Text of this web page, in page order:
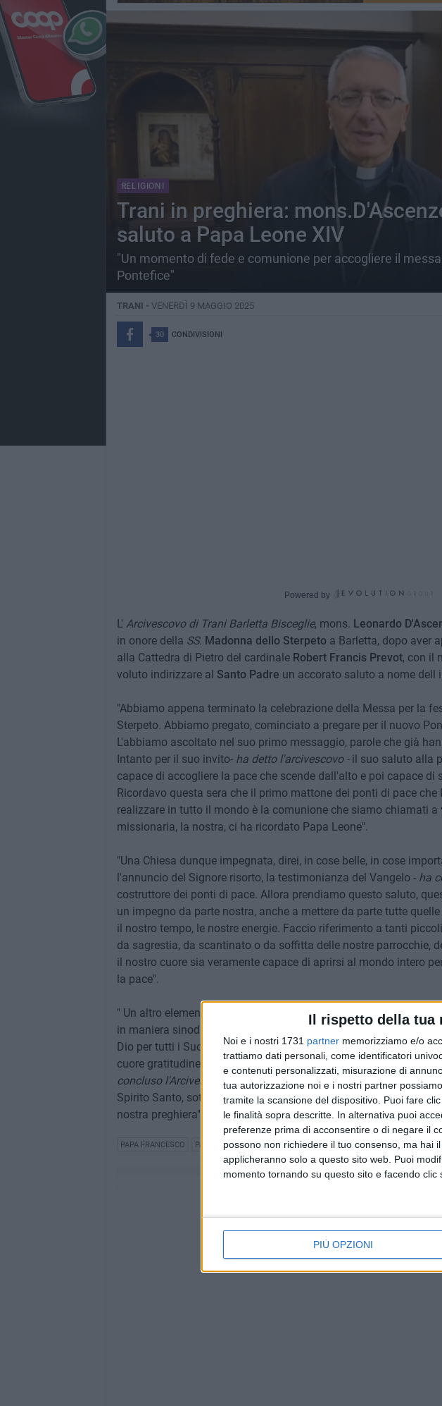
Il rispetto della tua
Noi e i nostri 1731 partner memorizziamo e/o
trattiamo dati personali, come identificatori
e contenuti personalizzati, misurazione di
tua autorizzazione noi e i nostri partner
tramite la scansione del dispositivo. Puoi fare
le finalità sopra descritte. In alternativa puoi
preferenze prima di acconsentire o di negare il
possono non richiedere il tuo consenso, ma hai
applicheranno solo a questo sito web. Puoi
momento tornando su questo sito e facendo
PIÙ OPZIONI
RELIGIONI
Trani in preghiera:
saluto a Papa Leone XIV
"Un momento di fede e comunione per accogliere il
Pontefice"
TRANI - VENERDÌ 9 MAGGIO 2025
30 CONDIVISIONI
Powered by
L' Arcivescovo di Trani Barletta Bisceglie, mons. Leonardo
in onore della SS. Madonna dello Sterpetoa Barletta, dopo aver
alla Cattedra di Pietro del cardinale Robert Francis Prevot, con il
voluto indirizzare al Santo Padre un accorato saluto a nome dell
"Abbiamo appena terminato la celebrazione della Messa per la
Sterpeto. Abbiamo pregato, cominciato a pregare per il nuovo
L'abbiamo ascoltato nel suo primo messaggio, parole che già
Intanto per il suo invito- ha detto l'arcivescovo -il suo saluto alla
capace di accogliere la pace che scende dall'alto e poi capace di
Ricordavo questa sera che il primo mattone dei ponti di pace che
realizzare in tutto il mondo è la comunione che siamo chiamati a
missionaria, la nostra, ci ha ricordato Papa Leone".
"Una Chiesa dunque impegnata, direi, in cose belle, in cose
l'annuncio del Signore risorto, la testimonianza del Vangelo - ha
costruttore dei ponti di pace. Allora prendiamo questo saluto,
un impegno da parte nostra, anche a mettere da parte tutte
il nostro tempo, le nostre energie. Faccio riferimento a tanti
da sagrestia, da scantinato o da soffitta delle nostre parrocchie,
il nostro cuore sia veramente capace di aprirsi al mondo intero
la pace".
" Un altro elemento, che ha ricordato questa sera Papa Leone, è
in maniera sinodale, ce lo ha ricordato in modo chiaro, una
Dio per tutti i Suoi doni, per il dono del nuovo Papa, e anche una
cuore gratitudine nei confronti di Papa Francesco. Allora, gli
concluso l'Arcivescovo D'Ascenzo- di una buona continuazione
Spirito Santo, sotto la guida del nuovo Santo Padre, che
nostra preghiera".
PAPA FRANCESCO PAPA LEONE XIV